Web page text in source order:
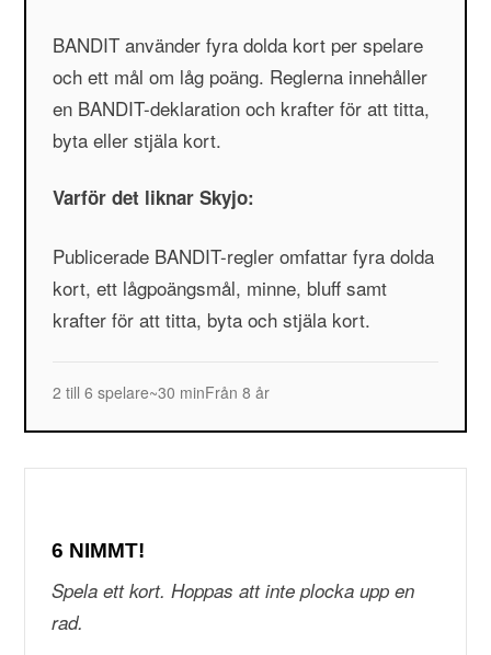
BANDIT använder fyra dolda kort per spelare
och ett mål om låg poäng. Reglerna innehåller
en BANDIT-deklaration och krafter för att titta,
byta eller stjäla kort.
Varför det liknar Skyjo:
Publicerade BANDIT-regler omfattar fyra dolda
kort, ett lågpoängsmål, minne, bluff samt
krafter för att titta, byta och stjäla kort.
2 till 6 spelare~30 minFrån 8 år
6 NIMMT!
Spela ett kort. Hoppas att inte plocka upp en
rad.